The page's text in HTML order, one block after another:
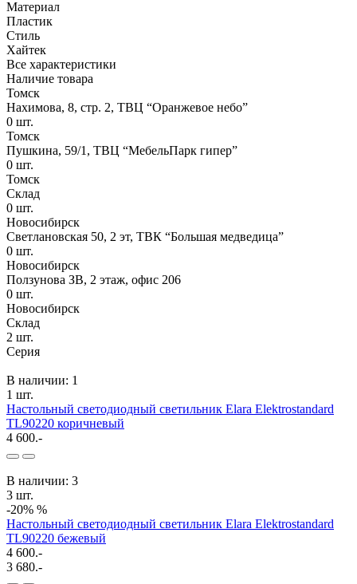
Материал
Пластик
Стиль
Хайтек
Все характеристики
Наличие товара
Томск
Нахимова, 8, стр. 2​, ТВЦ “Оранжевое небо​”
0 шт.
Томск
Пушкина, 59/1, ТВЦ “МебельПарк гипер”
0 шт.
Томск
Склад
0 шт.
Новосибирск
Светлановская 50, 2 эт, ТВК “Большая медведица”
0 шт.
Новосибирск
Ползунова ЗВ, 2 этаж, офис 206
0 шт.
Новосибирск
Склад
2 шт.
Серия
В наличии: 1
1 шт.
Настольный светодиодный светильник Elara Elektrostandard
TL90220 коричневый
4 600.-
В наличии: 3
3 шт.
-20% %
Настольный светодиодный светильник Elara Elektrostandard
TL90220 бежевый
4 600.-
3 680.-